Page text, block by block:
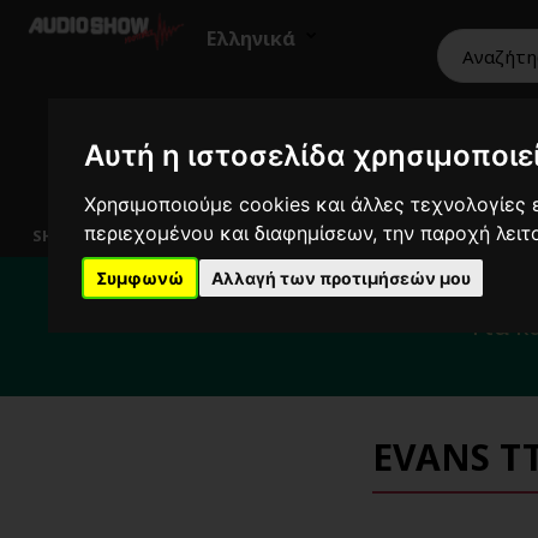
Αυτή η ιστοσελίδα
Χρησιμοποιούμε cookies και άλλες τεχνολογίες
περιεχομένου και διαφημίσεων, την παροχή
Συμφωνώ Αλλαγή των προτιμήσεών μου
Ελληνικά
SHOWROOM
HiFi Ηχεία Εικόνα Επαγγελματικά
Για το διάστημα
Για
EVANS